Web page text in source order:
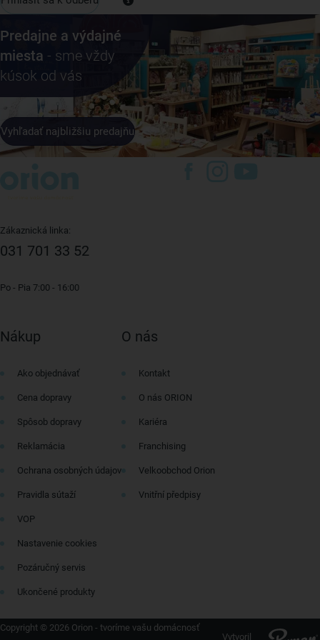
Predajne a výdajné
miesta - sme vždy
kúsok od vás
Vyhľadať najbližšiu predajňu
Zákaznická linka:
031 701 33 52
Po - Pia 7:00 - 16:00
Nákup
Ako objednávať
Cena dopravy
Spôsob dopravy
Reklamácia
Ochrana osobných údajov
Pravidla sútaží
VOP
Nastavenie cookies
Pozáručný servis
Ukončené produkty
O nás
Kontakt
O nás ORION
Kariéra
Franchising
Velkoobchod Orion
Vnitřní předpisy
Copyright © 2026 Orion - tvoríme vašu domácnosť
Vytvoril